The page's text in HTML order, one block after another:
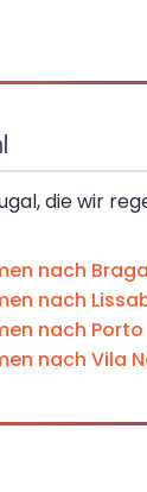
die wir
nach Braga
nach
nach Porto
nach Vila